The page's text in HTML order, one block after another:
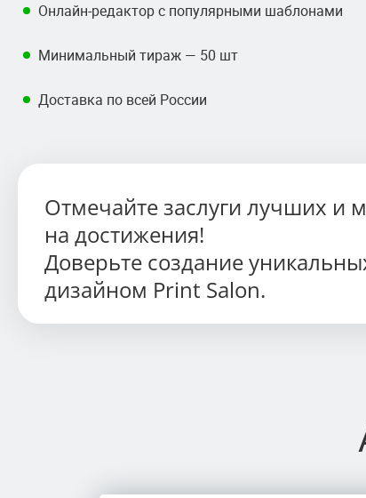
Онлайн-редактор с популярными шаблонами
Минимальный тираж — 50 шт
Доставка по всей России
Отмечайте заслуги лучших и
на достижения!
Доверьте создание
дизайном Print Salon.